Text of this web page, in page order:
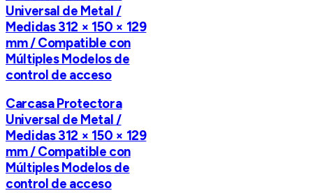
Universal de Metal /
Medidas 312 × 150 × 129
mm / Compatible con
Múltiples Modelos de
control de acceso
Carcasa Protectora
Universal de Metal /
Medidas 312 × 150 × 129
mm / Compatible con
Múltiples Modelos de
control de acceso